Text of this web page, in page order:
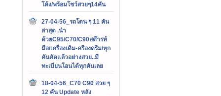
โค้ง/พร้อมโชว์สวยๆ14คัน
27-04-56_รถโดน ๆ 11 คัน
ล่าสุด .นำ
ด้วยC95/C70/C90สต๊ารท์
มือ/เครื่องเดิม-ครืองดรีม/ทุก
คันคัดแล้วอย่างสวย..มี
ทะเบียนโอนได้ทุกคันเลย
18-04-56_C70 C90 สวย ๆ
12 คัน Update หลัง